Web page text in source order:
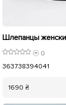
0
363738394041
1690 ₴